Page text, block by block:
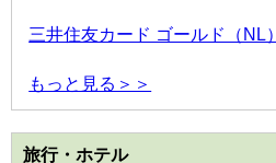
三井住友カード ゴールド（NL）
もっと見る＞＞
旅行・ホテル